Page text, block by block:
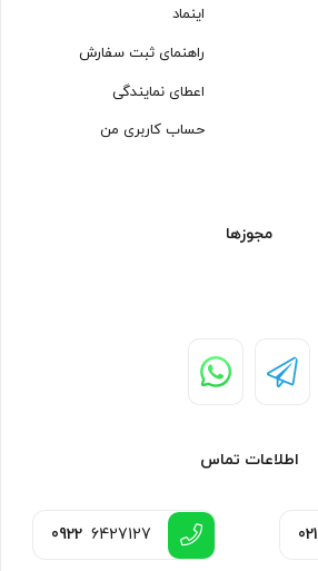
اینماد
راهنمای ثبت سفارش
اعطای نمایندگی
حساب کاربری من
مجوزها
اطلاعات تماس
021
0922 6427127